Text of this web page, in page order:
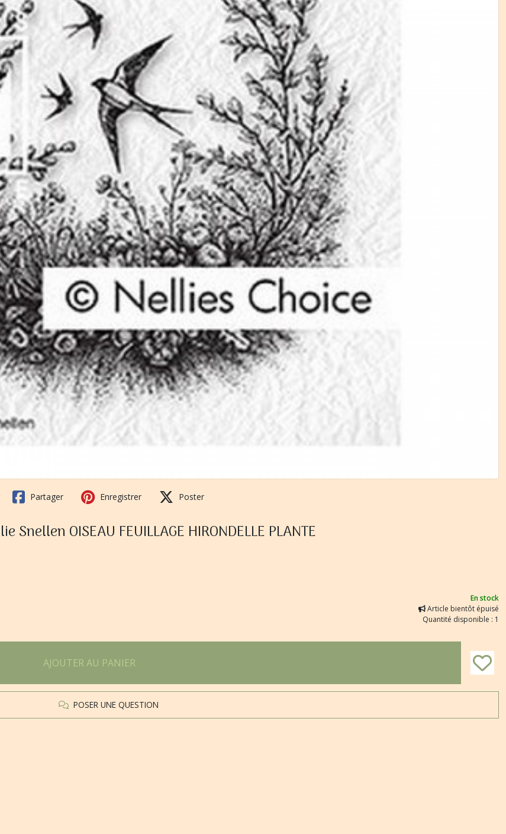
Partager Enregistrer Poster
OISEAU FEUILLAGE HIRONDELLE PLANTE
En stock
Article bientôt épuisé
Quantité disponible : 1
AJOUTER AU PANIER
POSER UNE QUESTION